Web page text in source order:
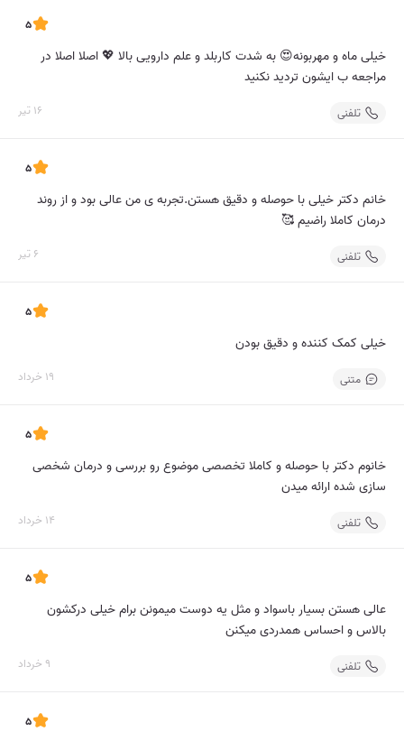
5
خیلی ماه و مهربونه😍 به شدت کاربلد و علم دارویی بالا 💖 اصلا اصلا در
مراجعه ب ایشون تردید نکنید
تلفنی 16 تیر
5
خانم دکتر خیلی با حوصله و دقیق هستن.تجربه ی من عالی بود و از روند
درمان کاملا راضیم 🥰
تلفنی 6 تیر
5
خیلی کمک کننده و دقیق بودن
متنی 19 خرداد
5
خانوم دکتر با حوصله و کاملا تخصصی موضوع رو بررسی و درمان شخصی
سازی شده ارائه میدن
تلفنی 14 خرداد
5
عالی هستن بسیار باسواد و مثل یه دوست میمونن برام خیلی درکشون
بالاس و احساس همدردی میکنن
تلفنی 9 خرداد
5